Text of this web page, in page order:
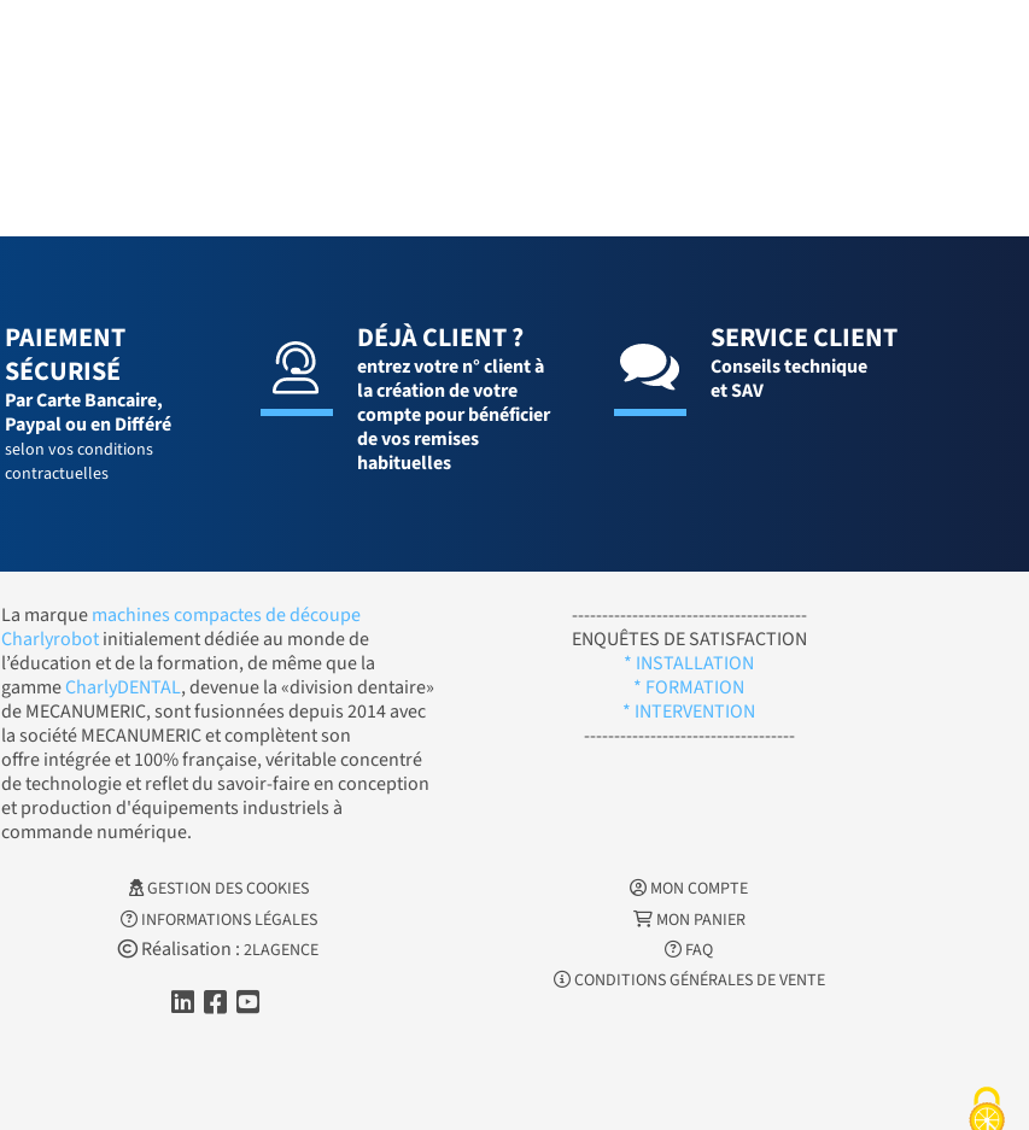
PAIEMENT
SÉCURISÉ
Par Carte Bancaire,
Paypal ou en Différé
selon vos conditions
contractuelles
DÉJÀ CLIENT ?
entrez votre n° client à
la création de votre
compte pour bénéficier
de vos remises
habituelles
SERVICE CLIENT
Conseils technique
et SAV
La marquemachines compactes de découpe
Charlyrobotinitialement dédiée au monde de
l’éducation et de la formation, de même que la
gammeCharlyDENTAL, devenue la «division dentaire»
de MECANUMERIC, sont fusionnées depuis 2014 avec
la société MECANUMERIC et complètent son
offre intégrée et 100% française, véritable concentré
de technologie et reflet du savoir-faire en conception
et production d'équipements industriels à
commande numérique.
---------------------------------------
ENQUÊTES DE SATISFACTION
* INSTALLATION
* FORMATION
* INTERVENTION
-----------------------------------
GESTION DES COOKIES
INFORMATIONS LÉGALES
Réalisation : 2LAGENCE
MON COMPTE
MON PANIER
FAQ
CONDITIONS GÉNÉRALES DE VENTE